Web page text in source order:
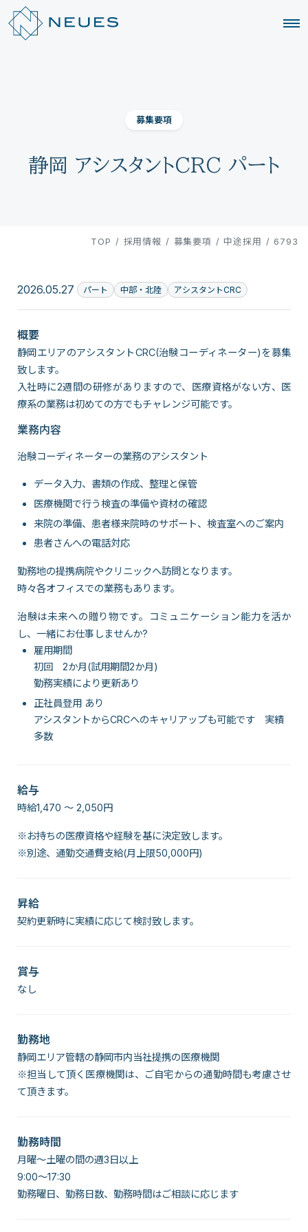
募集要項
静岡 アシスタントCRC パート
TOP / 採用情報 / 募集要項 / 中途採用 / 6793
2026.05.27 パート 中部・北陸 アシスタントCRC
概要
静岡エリアのアシスタントCRC(治験コーディネーター)を募集
致します。
入社時に2週間の研修がありますので、医療資格がない方、医
療系の業務は初めての方でもチャレンジ可能です。
業務内容
治験コーディネーターの業務のアシスタント
データ入力、書類の作成、整理と保管
医療機関で行う検査の準備や資材の確認
来院の準備、患者様来院時のサポート、検査室へのご案内
患者さんへの電話対応
勤務地の提携病院やクリニックへ訪問となります。
時々各オフィスでの業務もあります。
治験は未来への贈り物です。コミュニケーション能力を活か
し、一緒にお仕事しませんか?
雇用期間
初回 2か月(試用期間2か月)
勤務実績により更新あり
正社員登用 あり
アシスタントからCRCへのキャリアップも可能です 実績
多数
給与
時給1,470 〜 2,050円
※お持ちの医療資格や経験を基に決定致します。
※別途、通勤交通費支給(月上限50,000円)
昇給
契約更新時に実績に応じて検討致します。
賞与
なし
勤務地
静岡エリア管轄の静岡市内当社提携の医療機関
※担当して頂く医療機関は、ご自宅からの通勤時間も考慮させ
て頂きます。
勤務時間
月曜～土曜の間の週3日以上
9:00～17:30
勤務曜日、勤務日数、勤務時間はご相談に応じます